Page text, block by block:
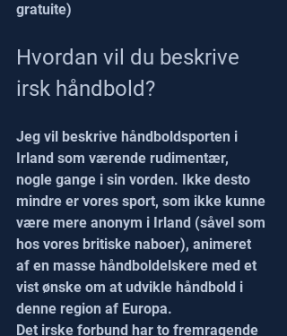
gratuite)
Hvordan vil du beskrive
irsk håndbold?
Jeg vil beskrive håndboldsporten i
Irland som værende rudimentær,
nogle gange i sin vorden. Ikke desto
mindre er vores sport, som ikke kunne
være mere anonym i Irland (såvel som
hos vores britiske naboer), animeret
af en masse håndboldelskere med et
vist ønske om at udvikle håndbold i
denne region af Europa.
Det irske forbund har to fremragende